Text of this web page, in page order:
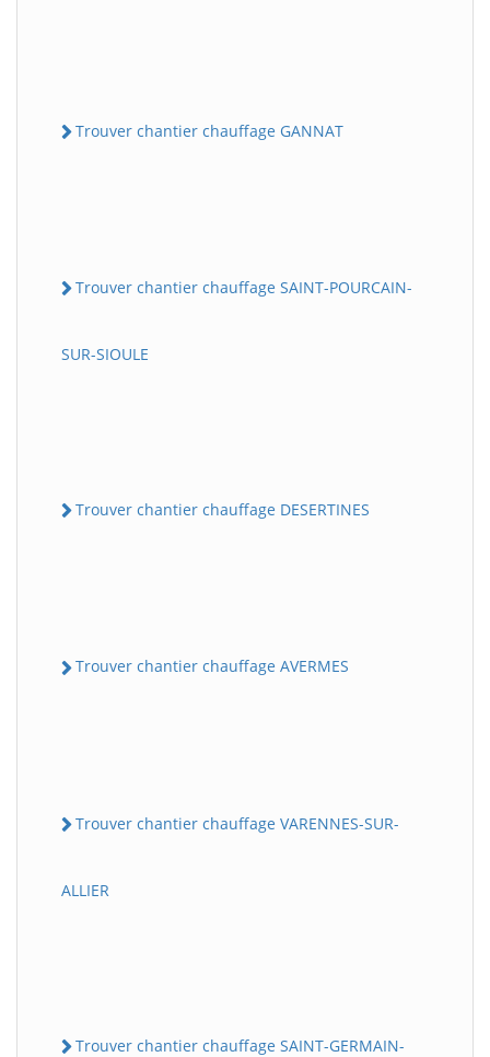
Trouver chantier chauffage GANNAT
Trouver chantier chauffage SAINT-POURCAIN-
SUR-SIOULE
Trouver chantier chauffage DESERTINES
Trouver chantier chauffage AVERMES
Trouver chantier chauffage VARENNES-SUR-
ALLIER
Trouver chantier chauffage SAINT-GERMAIN-